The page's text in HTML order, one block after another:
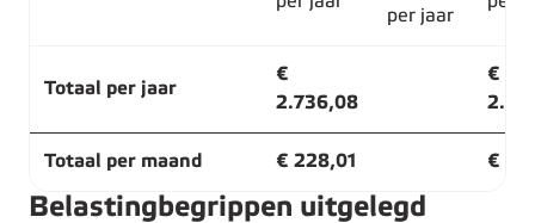
per jaar
Totaal per jaar
€
2.736,08
€
Totaal per maand € 228,01 €
Belastingbegrippen uitgelegd